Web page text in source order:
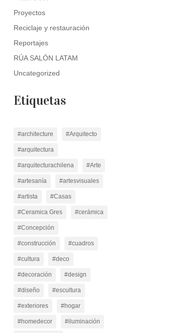
Proyectos
Reciclaje y restauración
Reportajes
RÚA SALÓN LATAM
Uncategorized
Etiquetas
#architecture #Arquitecto
#arquitectura
#arquitecturachilena #Arte
#artesanía #artesvisuales
#artista #Casas
#Ceramica Gres #cerámica
#Concepción
#construcción #cuadros
#cultura #deco
#decoración #design
#diseño #escultura
#exteriores #hogar
#homedecor #iluminación